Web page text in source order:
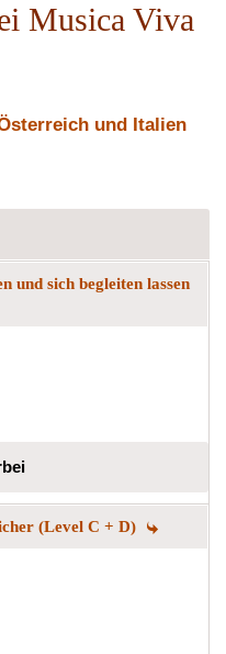
Musica Viva
und Italien
und sich begleiten lassen
(Level C + D)